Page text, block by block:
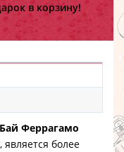
в корзину!
Феррагамо
более